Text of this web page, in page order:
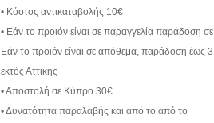
• Κόστος αντικαταβολής 10€
• Εάν το προιόν είναι σε παραγγελία παράδοση
Εάν το προιόν είναι σε απόθεμα, παράδοση έως 3
εκτός Αττικής
• Αποστολή σε Κύπρο 30€
• Δυνατότητα παραλαβής και από το από το